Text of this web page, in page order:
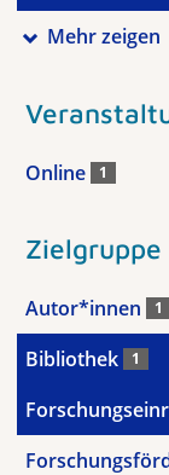
Mehr zeigen
Online 1
Zielgruppe
Autor*innen 1
Bibliothek 1